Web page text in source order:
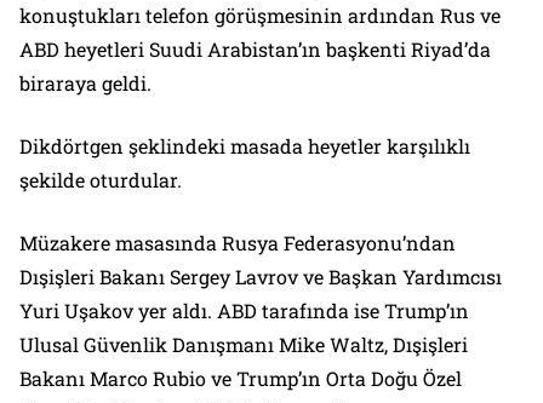
konuştukları telefon görüşmesinin ardından Rus ve
ABD heyetleri Suudi Arabistan’ın başkenti Riyad’da
biraraya geldi.
Dikdörtgen şeklindeki masada heyetler karşılıklı
şekilde oturdular.
Müzakere masasında Rusya Federasyonu’ndan
Dışişleri Bakanı Sergey Lavrov ve Başkan Yardımcısı
Yuri Uşakov yer aldı. ABD tarafında ise Trump’ın
Ulusal Güvenlik Danışmanı Mike Waltz, Dışişleri
Bakanı Marco Rubio ve Trump’ın Orta Doğu Özel